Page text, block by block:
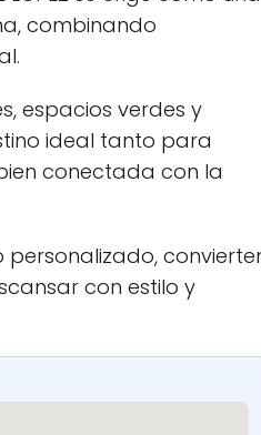
combinando
espacios verdes y
ideal tanto para
conectada con la
con estilo y